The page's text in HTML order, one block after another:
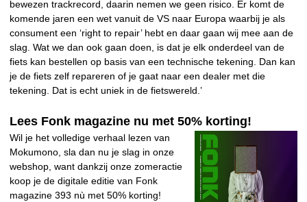
bewezen trackrecord, daarin nemen we geen risico. Er komt de
komende jaren een wet vanuit de VS naar Europa waarbij je als
consument een ‘right to repair’ hebt en daar gaan wij mee aan de
slag. Wat we dan ook gaan doen, is dat je elk onderdeel van de
fiets kan bestellen op basis van een technische tekening. Dan kan
je de fiets zelf repareren of je gaat naar een dealer met die
tekening. Dat is echt uniek in de fietswereld.’
Lees Fonk magazine nu met 50% korting!
Wil je het volledige verhaal lezen van
Mokumono, sla dan nu je slag in onze
webshop, want dankzij onze zomeractie
koop je de digitale editie van Fonk
magazine 393 nù met 50% korting!